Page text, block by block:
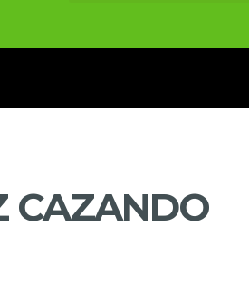
CAZANDO